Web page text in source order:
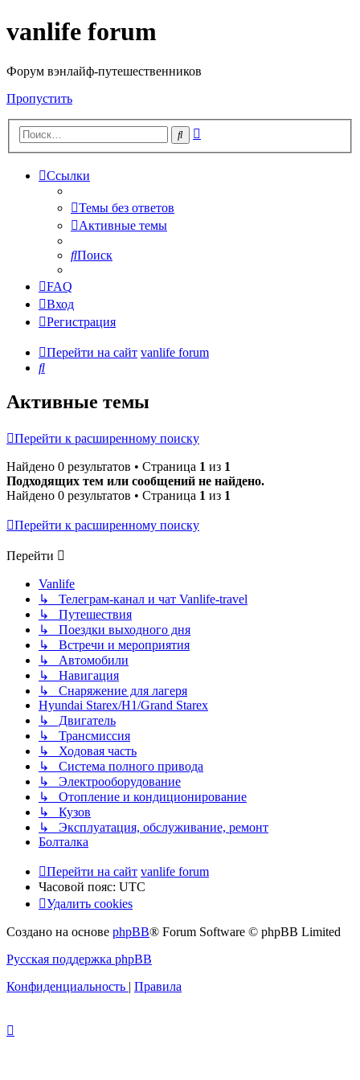
vanlife forum
Форум вэнлайф-путешественников
Пропустить
Поиск
Ссылки
Темы без ответов
Активные темы
Поиск
FAQ
Вход
Регистрация
Перейти на сайт vanlife forum
Поиск
Активные темы
Перейти к расширенному поиску
Найдено 0 результатов • Страница 1 из 1
Подходящих тем или сообщений не найдено.
Найдено 0 результатов • Страница 1 из 1
Перейти к расширенному поиску
Перейти
Vanlife
↳ Телеграм-канал и чат Vanlife-travel
↳ Путешествия
↳ Поездки выходного дня
↳ Встречи и мероприятия
↳ Автомобили
↳ Навигация
↳ Снаряжение для лагеря
Hyundai Starex/H1/Grand Starex
↳ Двигатель
↳ Трансмиссия
↳ Ходовая часть
↳ Система полного привода
↳ Электрооборудование
↳ Отопление и кондиционирование
↳ Кузов
↳ Эксплуатация, обслуживание, ремонт
Болталка
Перейти на сайт vanlife forum
Часовой пояс: UTC
Удалить cookies
Создано на основе phpBB® Forum Software © phpBB Limited
Русская поддержка phpBB
Конфиденциальность | Правила